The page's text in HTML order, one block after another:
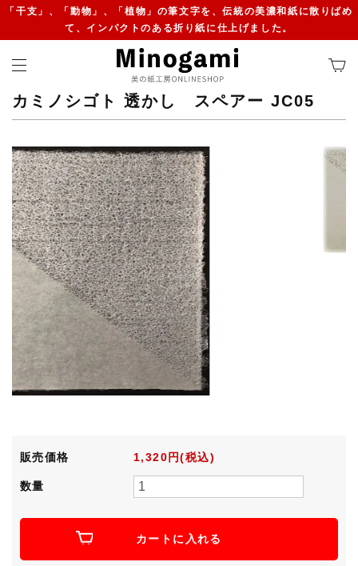
「干支」、「動物」、「植物」の筆文字を、伝統の美濃和紙に散りばめ
て、インパクトのある折り紙に仕上げました。
カミノシゴト 透かし スペアー JC05
販売価格 1,320円(税込)
数量
カートに入れる